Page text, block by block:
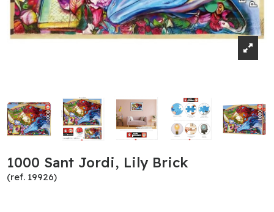
1000 Sant Jordi, Lily Brick
(ref. 19926)